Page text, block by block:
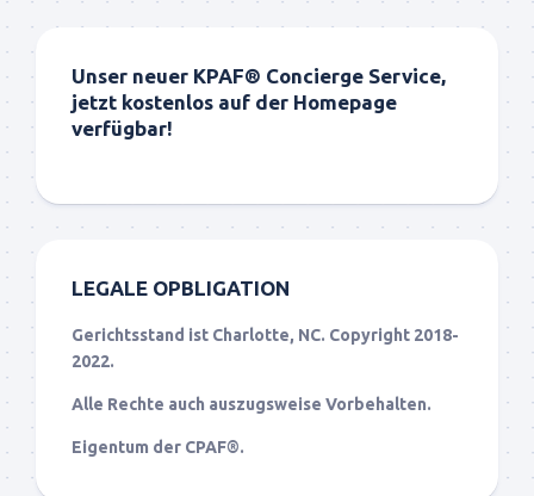
Unser neuer KPAF® Concierge Service,
jetzt kostenlos auf der Homepage
verfügbar!
LEGALE OPBLIGATION
Gerichtsstand ist Charlotte, NC. Copyright 2018-
2022.
Alle Rechte auch auszugsweise Vorbehalten.
Eigentum der CPAF®.